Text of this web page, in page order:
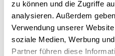
zu können und die Zugriffe
analysieren. Außerdem
Verwendung unserer
soziale Medien, Werbung
Partner führen diese
krebserregend?